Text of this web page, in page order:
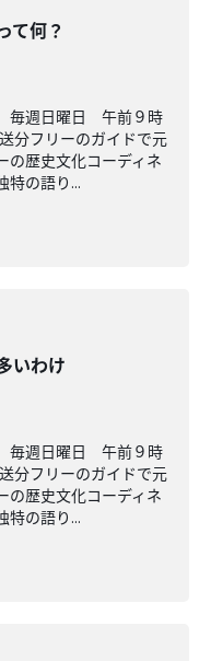
て何？
毎週日曜日 午前９時
分フリーのガイドで元
の歴史文化コーディネ
特の語り...
いわけ
毎週日曜日 午前９時
分フリーのガイドで元
の歴史文化コーディネ
特の語り...